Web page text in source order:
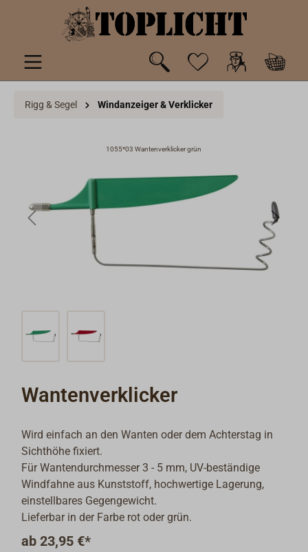
springen
Rigg & Segel Windanzeiger & Verklicker
1055*03 Wantenverklicker grün
Wantenverklicker
Wird einfach an den Wanten oder dem Achterstag in
Sichthöhe fixiert.
Für Wantendurchmesser 3 - 5 mm, UV-beständige
Windfahne aus Kunststoff, hochwertige Lagerung,
einstellbares Gegengewicht.
Lieferbar in der Farbe rot oder grün.
ab 23,95 €*